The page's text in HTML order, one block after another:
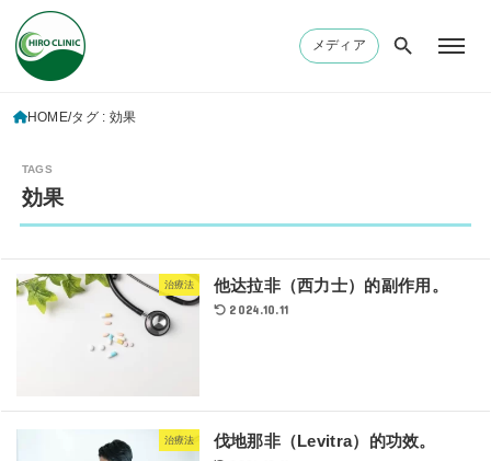
メディア
HOME タグ : 効果
効果
治療法 他达拉非（西力士）的副作用。
2024.10.11
治療法 伐地那非（Levitra）的功效。